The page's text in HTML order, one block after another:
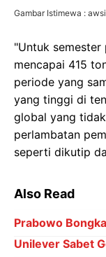
Gambar Istimewa :
"Untuk
mencapai 415
periode yang
yang tinggi di
global yang
perlambatan
seperti dikutip
Also Read
Prabowo
Unilever Sabet